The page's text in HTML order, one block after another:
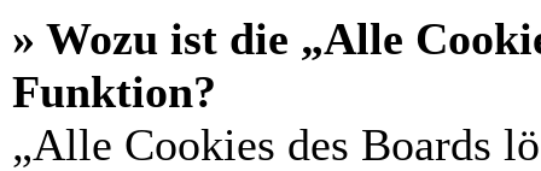
» Wozu ist die „Alle
Funktion?
„Alle Cookies des Boards